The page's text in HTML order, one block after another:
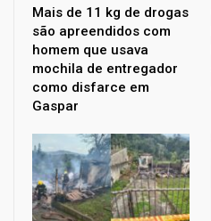
Mais de 11 kg de drogas
são apreendidos com
homem que usava
mochila de entregador
como disfarce em
Gaspar